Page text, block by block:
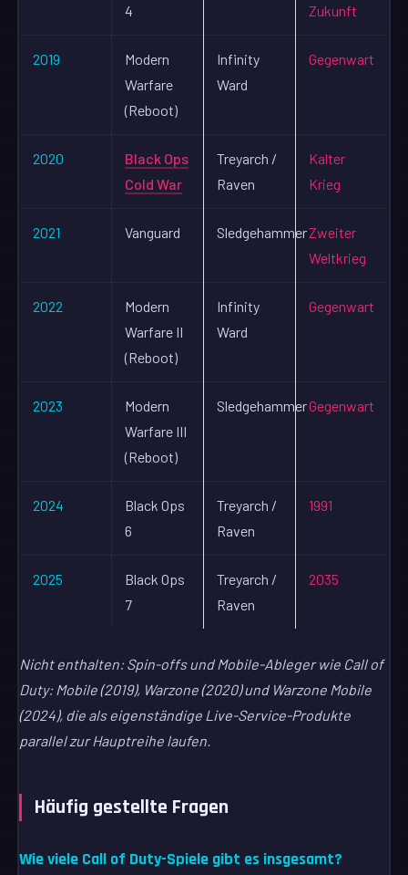
4
Zukunft
2019
Modern
Warfare
(Reboot)
Infinity
Ward
Gegenwart
2020
Black Ops
Cold War
Treyarch /
Raven
Kalter
Krieg
2021 Vanguard SledgehammerZweiter
Weltkrieg
2022
Modern
Warfare II
(Reboot)
Infinity
Ward
Gegenwart
2023
Modern
Warfare III
(Reboot)
SledgehammerGegenwart
2024
Black Ops
6
Treyarch /
Raven
1991
2025
Black Ops
7
Treyarch /
Raven
2035
Nicht enthalten: Spin-offs und Mobile-Ableger wie Call of
Duty: Mobile (2019), Warzone (2020) und Warzone Mobile
(2024), die als eigenständige Live-Service-Produkte
parallel zur Hauptreihe laufen.
Häufig gestellte Fragen
Wie viele Call of Duty-Spiele gibt es insgesamt?